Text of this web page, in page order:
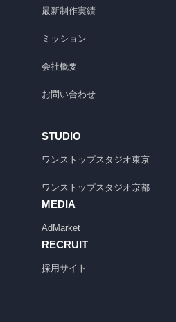
最新制作実績
ミッション
会社概要
お問い合わせ
STUDIO
ワンストップスタジオ東京
ワンストップスタジオ京都
MEDIA
AdMarket
RECRUIT
採用サイト